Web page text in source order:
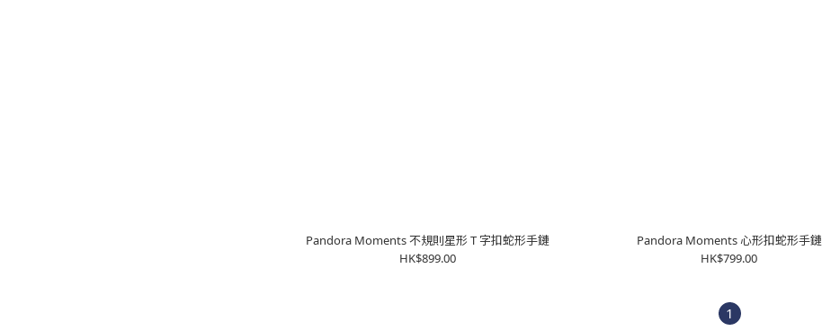
Pandora Moments 不規則星形 T 字扣蛇形手鏈
HK$899.00
Pandora Moments 心形扣蛇形手鏈
HK$799.00
1